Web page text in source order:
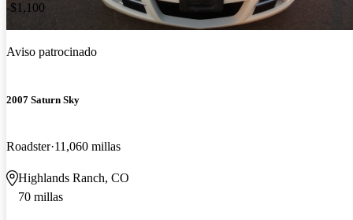
-$1,100
Aviso patrocinado
2007 Saturn Sky
Roadster 11,060 millas
Highlands Ranch, CO
70 millas